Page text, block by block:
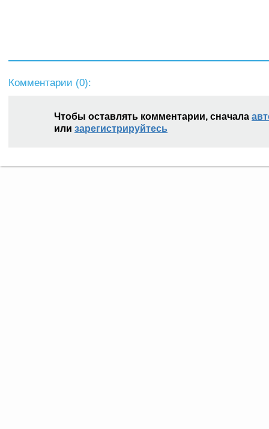
Комментарии (0):
Чтобы оставлять комментарии, сначала
или зарегистрируйтесь